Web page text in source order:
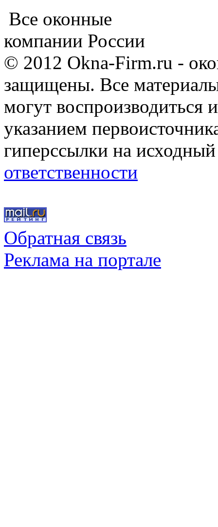
Все оконные
компании России
© 2012 Okna-Firm.ru -
защищены. Все
могут воспроизводиться
указанием
гиперссылки на
ответственности
Обратная связь
Реклама на портале